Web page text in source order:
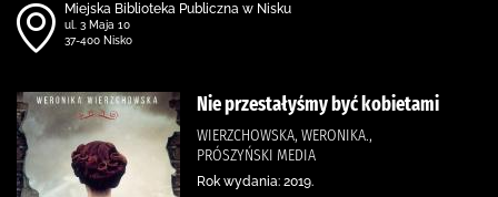
Miejska Biblioteka Publiczna w Nisku
ul. 3 Maja 10
37-400 Nisko
Nie przestałyśmy być kobietami
WIERZCHOWSKA, WERONIKA.,
PRÓSZYŃSKI MEDIA
Rok wydania: 2019.